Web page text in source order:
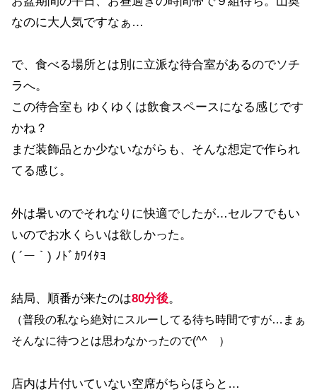
なのに大人気ですなぁ…
で、食べる場所とは別に立派な待合室があるのでソチ
ラへ。
この待合室も ゆくゆくは飲食スペースになる感じです
かね？
まだ装飾品とか少ないながらも、そんな想定で作られ
てる感じ。
外は暑いのでそれなりに快適でしたが…セルフでもい
いのでお水くらいは欲しかった。
( ´ー｀) ﾉﾄﾞｶﾜｲﾀﾖ
結局、順番が来たのは80分後。
（普段の私なら絶対にスルーしてる待ち時間ですが…まぁ
そんなに待つとは思わなかったので(^^ゞ）
店内は片付いていない空席がちらほらと…